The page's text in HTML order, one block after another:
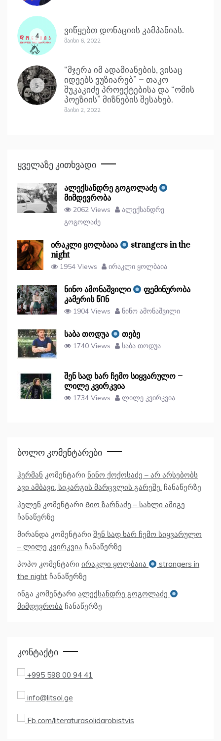
4 ვიწყებთ დონაციის კამპანიას.
Მაისი 6, 2022
5
“მჯერა იმ ადამიანების, ვისაც
იდეებს ვუზიარებ” – თაკო
შუკაკიძე პროექტებისა და “ომის
პოეზიის” მიზნების შესახებ.
Მაისი 2, 2022
Ყველაზე Კითხვადი
ალექსანდრე გოგოლაძე
მიმდევრობა
2062 Views
ალექსანდრე
გოგოლაძე
ირაკლი ყოლბაია
strangers in the
night
1954 Views ირაკლი ყოლბაია
ნინო ამონაშვილი
ფემინურობა
კამერის წᲘნ
1904 Views ნინო ამონაშვილი
საბა თოდუა თებე
1740 Views საბა თოდუა
შენ სად ხარ ჩემო სიყვარულო –
ლილე კვირკვია
1734 Views ლილე კვირკვია
Ბოლო Კომენტარები
ჰერმან კომენტარი ნინო ქოქოსაძე – არ არსებობს
ავი ამბავი, სიკარგის მარცვლის გარეშე. ჩანაწერზე
ჰელენ კომენტარი Გიო ზარნაძე – სახლი ამიგე
ჩანაწერზე
მირანდა კომენტარი შენ სად ხარ ჩემო სიყვარულო
– ლილე კვირკვია ჩანაწერზე
პოპო კომენტარი ირაკლი ყოლბაია
strangers in
the night ჩანაწერზე
ინგა კომენტარი ალექსანდრე გოგოლაძე
მიმდევრობა ჩანაწერზე
Კონტაქტი
+995 598 00 94 41
info@litsol.ge
Fb.com/literaturasolidarobistvis